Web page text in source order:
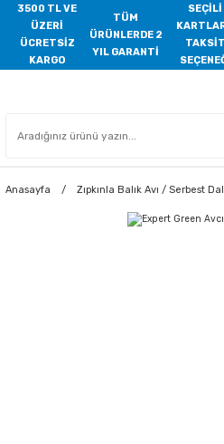
3500 TL VE
ÜZERİ
ÜCRETSİZ
KARGO
TÜM
ÜRÜNLERDE 2
YIL GARANTİ
SEÇİLİ
TAKSİT
Anasayfa Zıpkınla Balık Avı / Serbest